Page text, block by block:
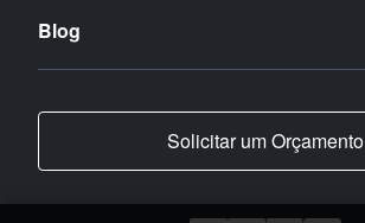
Blog
Solicitar um Orçamento